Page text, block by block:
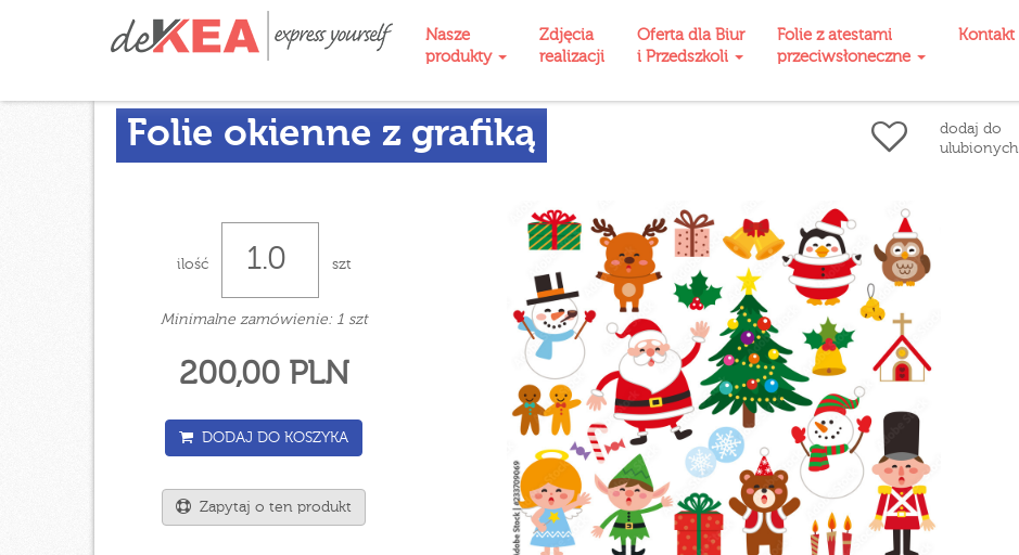
Nasze
produkty
Zdjęcia
realizacji
Oferta dla Biur
i Przedszkoli
Folie z atestami
przeciwsłoneczne
Kontakt
Folie okienne z grafiką
dodaj do
ulubionych
ilość szt
Minimalne zamówienie: 1 szt
200,00 PLN
DODAJ DO KOSZYKA
Zapytaj o ten produkt